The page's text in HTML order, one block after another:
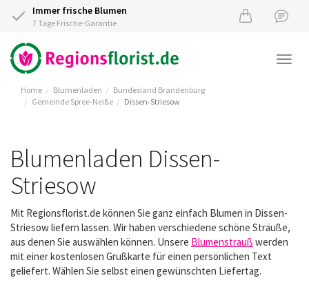
Immer frische Blumen
7 Tage Frische-Garantie
Home Blumenladen
Bundesland Brandenburg
Gemeinde Spree-Neiße
Dissen-Striesow
Blumenladen Dissen-
Striesow
Mit Regionsflorist.de können Sie ganz einfach Blumen in Dissen-
Striesow liefern lassen. Wir haben verschiedene schöne Sträuße,
aus denen Sie auswählen können. Unsere Blumenstrauß werden
mit einer kostenlosen Grußkarte für einen persönlichen Text
geliefert. Wählen Sie selbst einen gewünschten Liefertag.